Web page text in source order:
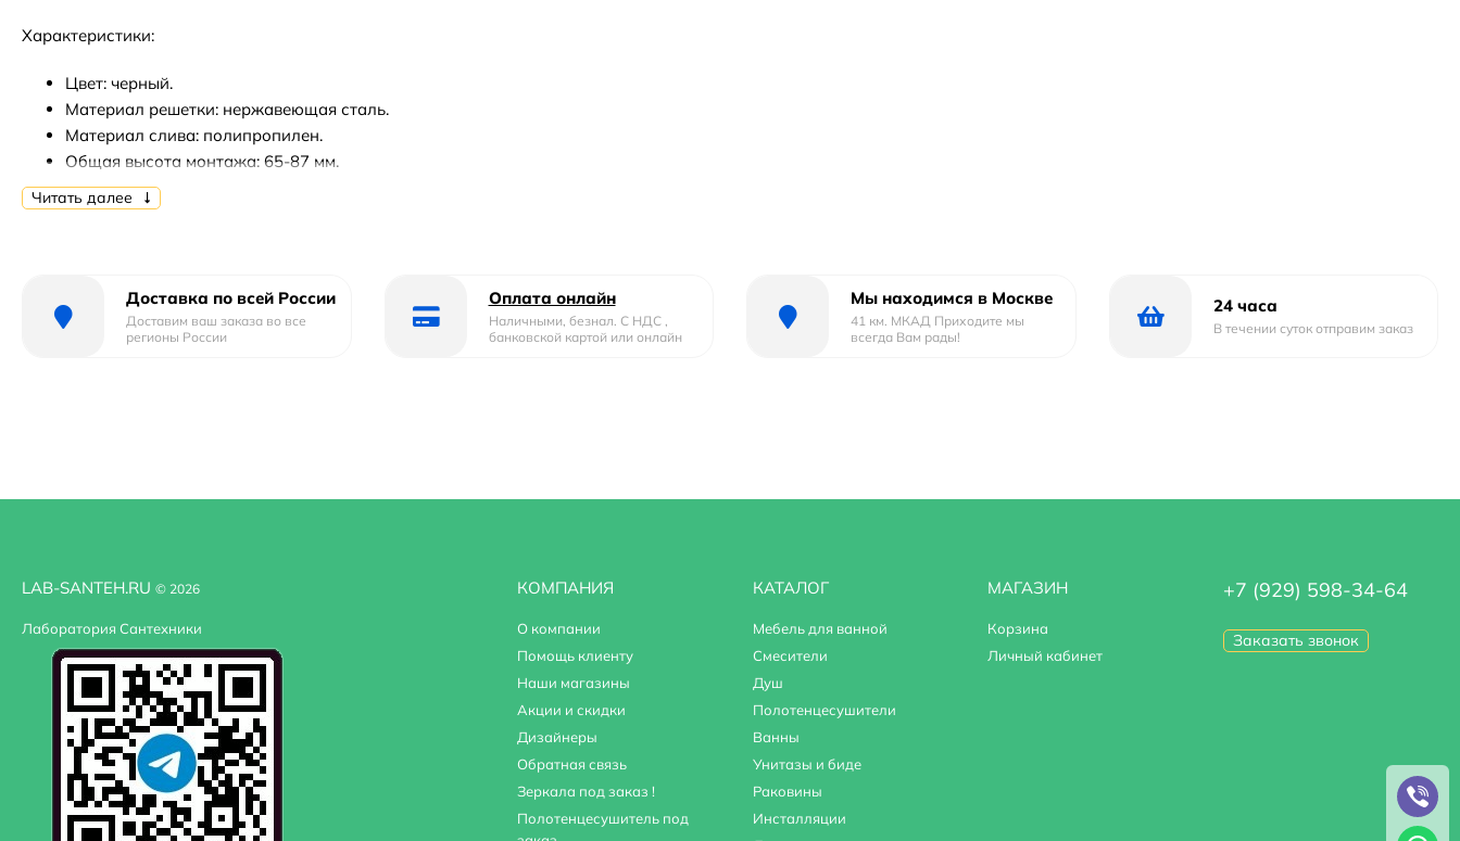
Характеристики:
Цвет: черный.
Материал решетки: нержавеющая сталь.
Материал слива: полипропилен.
Общая высота монтажа: 65-87 мм.
Сток воды: 40 л/мин.
Комбинированный сифон: гидрозатвор + сухой затвор.
Монтаж: около стены (в пол).
Сточная труба: 40 мм.
Максимальная нагрузка до 300 кг.
Монтажная инструкция по установке.
Читать далее
Доставка по всей России
Доставим ваш заказа во все
регионы России
Оплата онлайн
Наличными, безнал. С НДС ,
банковской картой или онлайн
Мы находимся в Москве
41 км. МКАД Приходите мы
всегда Вам рады!
24 часа
В течении суток отправим заказ
LAB-SANTEH.RU © 2026
Лаборатория Сантехники
КОМПАНИЯ
О компании
Помощь клиенту
Наши магазины
Акции и скидки
Дизайнеры
Обратная связь
Зеркала под заказ !
Полотенцесушитель под
КАТАЛОГ
Мебель для ванной
Смесители
Душ
Полотенцесушители
Ванны
Унитазы и биде
Раковины
Инсталляции
МАГАЗИН
Корзина
Личный кабинет
+7 (929) 598-34-64
Заказать звонок